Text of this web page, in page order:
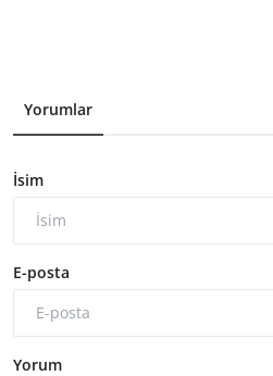
Yorumlar
İsim
E-posta
Yorum